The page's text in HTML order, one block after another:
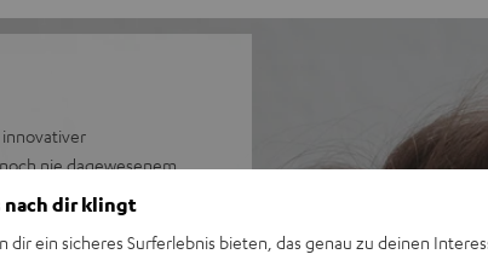
nie dagewesenem
stilvoll deine Gaming-
nach dir klingt
dir ein sicheres Surferlebnis bieten, das genau zu deinen